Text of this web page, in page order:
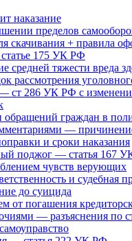
наказание
пределов
скачивания + правила
175 УК РФ
тяжести вреда
рассмотрения
286 УК РФ с
граждан в
— причинение
и сроки наказания
поджог — статья 167
чувств верующих
и судебная
до суицида
от погашения
— разъяснения по